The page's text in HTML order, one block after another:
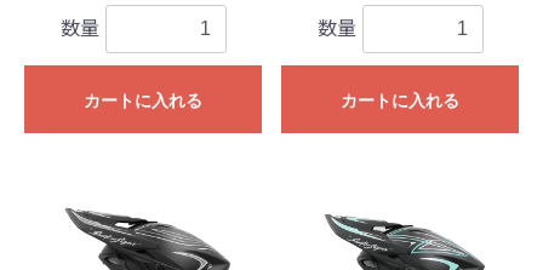
数量
カートに入れる
数量
カートに入れる